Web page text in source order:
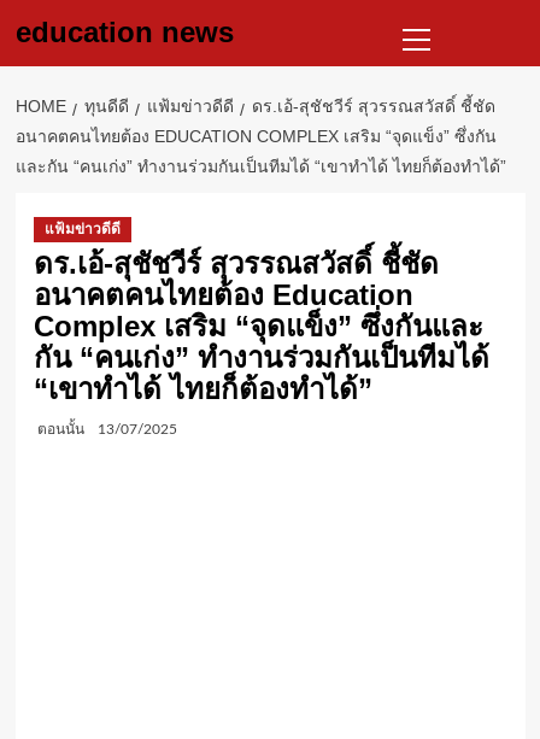
education news
Menu
HOME ทุนดีดี แฟ้มข่าวดีดี
ดร.เอ้-สุชัชวีร์ สุวรรณสวัสดิ์ ชี้ชัด
อนาคตคนไทยต้อง EDUCATION COMPLEX เสริม “จุดแข็ง” ซึ่งกัน
และกัน “คนเก่ง” ทำงานร่วมกันเป็นทีมได้ “เขาทำได้ ไทยก็ต้องทำได้”
แฟ้มข่าวดีดี
ดร.เอ้-สุชัชวีร์ สุวรรณสวัสดิ์ ชี้ชัด
อนาคตคนไทยต้อง Education
Complex เสริม “จุดแข็ง” ซึ่งกันและ
กัน “คนเก่ง” ทำงานร่วมกันเป็นทีมได้
“เขาทำได้ ไทยก็ต้องทำได้”
ตอนนั้น 13/07/2025